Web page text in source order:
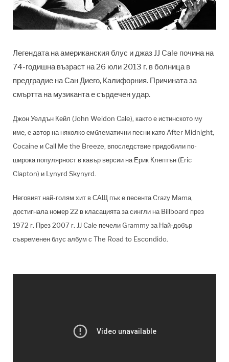
Легендата на американския блус и джаз JJ Cale почина на
74-годишна възраст на 26 юли 2013 г. в болница в
предградие на Сан Диего, Калифорния. Причината за
смъртта на музиканта е сърдечен удар.
Джон Уелдън Кейл (John Weldon Cale), както е истинското му
име, е автор на няколко емблематични песни като After Midnight,
Cocaine и Call Me the Breeze, впоследствие придобили по-
широка популярност в кавър версии на Ерик Клептън (Eric
Clapton) и Lynyrd Skynyrd.
Неговият най-голям хит в САЩ пък е песента Crazy Mama,
достигнала номер 22 в класацията за сингли на Billboard през
1972 г. През 2007 г. JJ Cale печели Grammy за Най-добър
съвременен блус албум с The Road to Escondido.